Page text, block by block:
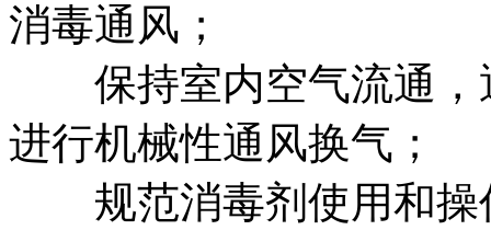
消毒通风；
保持室内空气流通，
进行机械性通风换气；
规范消毒剂使用和操